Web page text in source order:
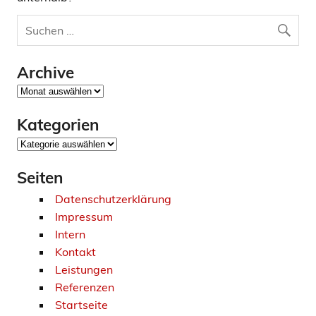
Archive
Archive
Kategorien
Kategorien
Seiten
Datenschutzerklärung
Impressum
Intern
Kontakt
Leistungen
Referenzen
Startseite